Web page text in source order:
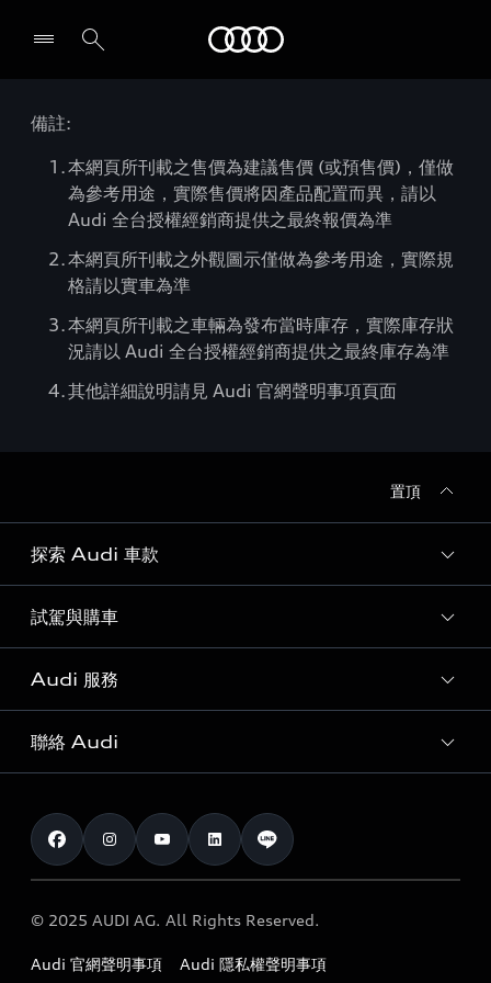
備註:
本網頁所刊載之售價為建議售價 (或預售價)，僅做
為參考用途，實際售價將因產品配置而異，請以
Audi 全台授權經銷商提供之最終報價為準
本網頁所刊載之外觀圖示僅做為參考用途，實際規
格請以實車為準
本網頁所刊載之車輛為發布當時庫存，實際庫存狀
況請以 Audi 全台授權經銷商提供之最終庫存為準
其他詳細說明請見 Audi 官網聲明事項頁面
置頂
探索 Audi 車款
所有車款
客製化您的 Audi
Audi 純電生活圈
奧迪嚴選中古車
試駕與購車
購車方案
最新優惠
預約試駕 | 多元安心賞車
Audi 經銷商服務據點
Audi 服務
Audi 原廠配件與精品
myAudi TW app
定期保養
保固
召回案件查詢
聯絡 Audi
訂閱電子報
與我聯繫
© 2025 AUDI AG. All Rights Reserved.
Audi 官網聲明事項 Audi 隱私權聲明事項